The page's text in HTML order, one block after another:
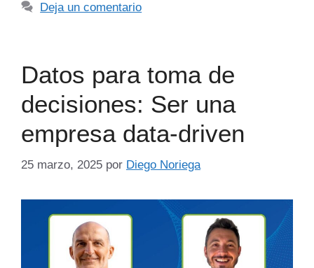
Deja un comentario
Datos para toma de
decisiones: Ser una
empresa data-driven
25 marzo, 2025 por Diego Noriega